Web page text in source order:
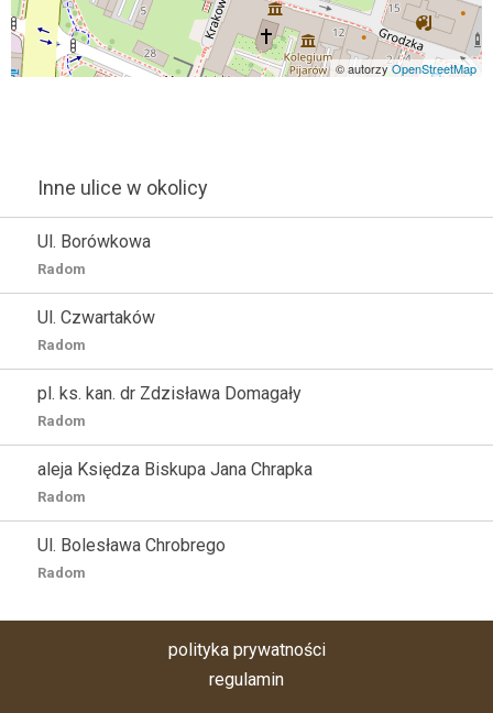
© autorzyOpenStreetMap
Inne ulice w okolicy
Ul. Borówkowa
Radom
Ul. Czwartaków
Radom
pl. ks. kan. dr Zdzisława Domagały
Radom
aleja Księdza Biskupa Jana Chrapka
Radom
Ul. Bolesława Chrobrego
Radom
polityka prywatności
regulamin